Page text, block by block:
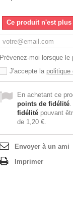
Ce produit n'est plus
Prévenez-moi lorsque
J'accepte la politique
En achetant ce
points de fidélité.
fidélité pouvant
de 1,20 €.
Envoyer à un ami
Imprimer